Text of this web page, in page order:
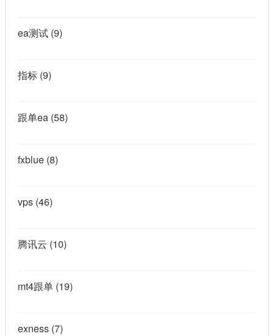
ea测试 (9)
指标 (9)
跟单ea (58)
fxblue (8)
vps (46)
腾讯云 (10)
mt4跟单 (19)
exness (7)